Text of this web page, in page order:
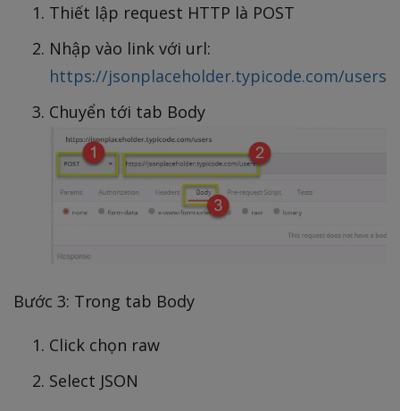
Thiết lập request HTTP là POST
Nhập vào link với url:
https://jsonplaceholder.typicode.com/users
Chuyển tới tab Body
Bước 3: Trong tab Body
Click chọn raw
Select JSON